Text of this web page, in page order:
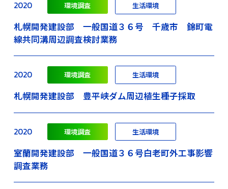
2020 環境調査 生活環境
札幌開発建設部 一般国道３６号 千歳市 錦町電
線共同溝周辺調査検討業務
2020 環境調査 生活環境
札幌開発建設部 豊平峡ダム周辺植生種子採取
2020 環境調査 生活環境
室蘭開発建設部 一般国道３６号白老町外工事影響
調査業務